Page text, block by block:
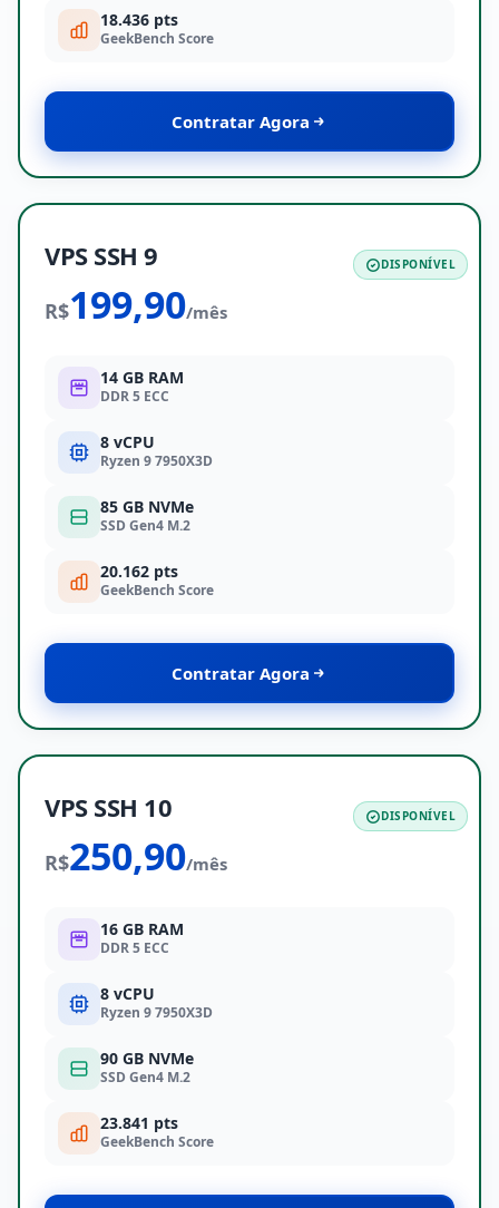
18.436 pts
GeekBench Score
Contratar Agora
DISPONÍVEL
VPS SSH 9
R$199,90/mês
14 GB RAM
DDR 5 ECC
8 vCPU
Ryzen 9 7950X3D
85 GB NVMe
SSD Gen4 M.2
20.162 pts
GeekBench Score
Contratar Agora
DISPONÍVEL
VPS SSH 10
R$250,90/mês
16 GB RAM
DDR 5 ECC
8 vCPU
Ryzen 9 7950X3D
90 GB NVMe
SSD Gen4 M.2
23.841 pts
GeekBench Score